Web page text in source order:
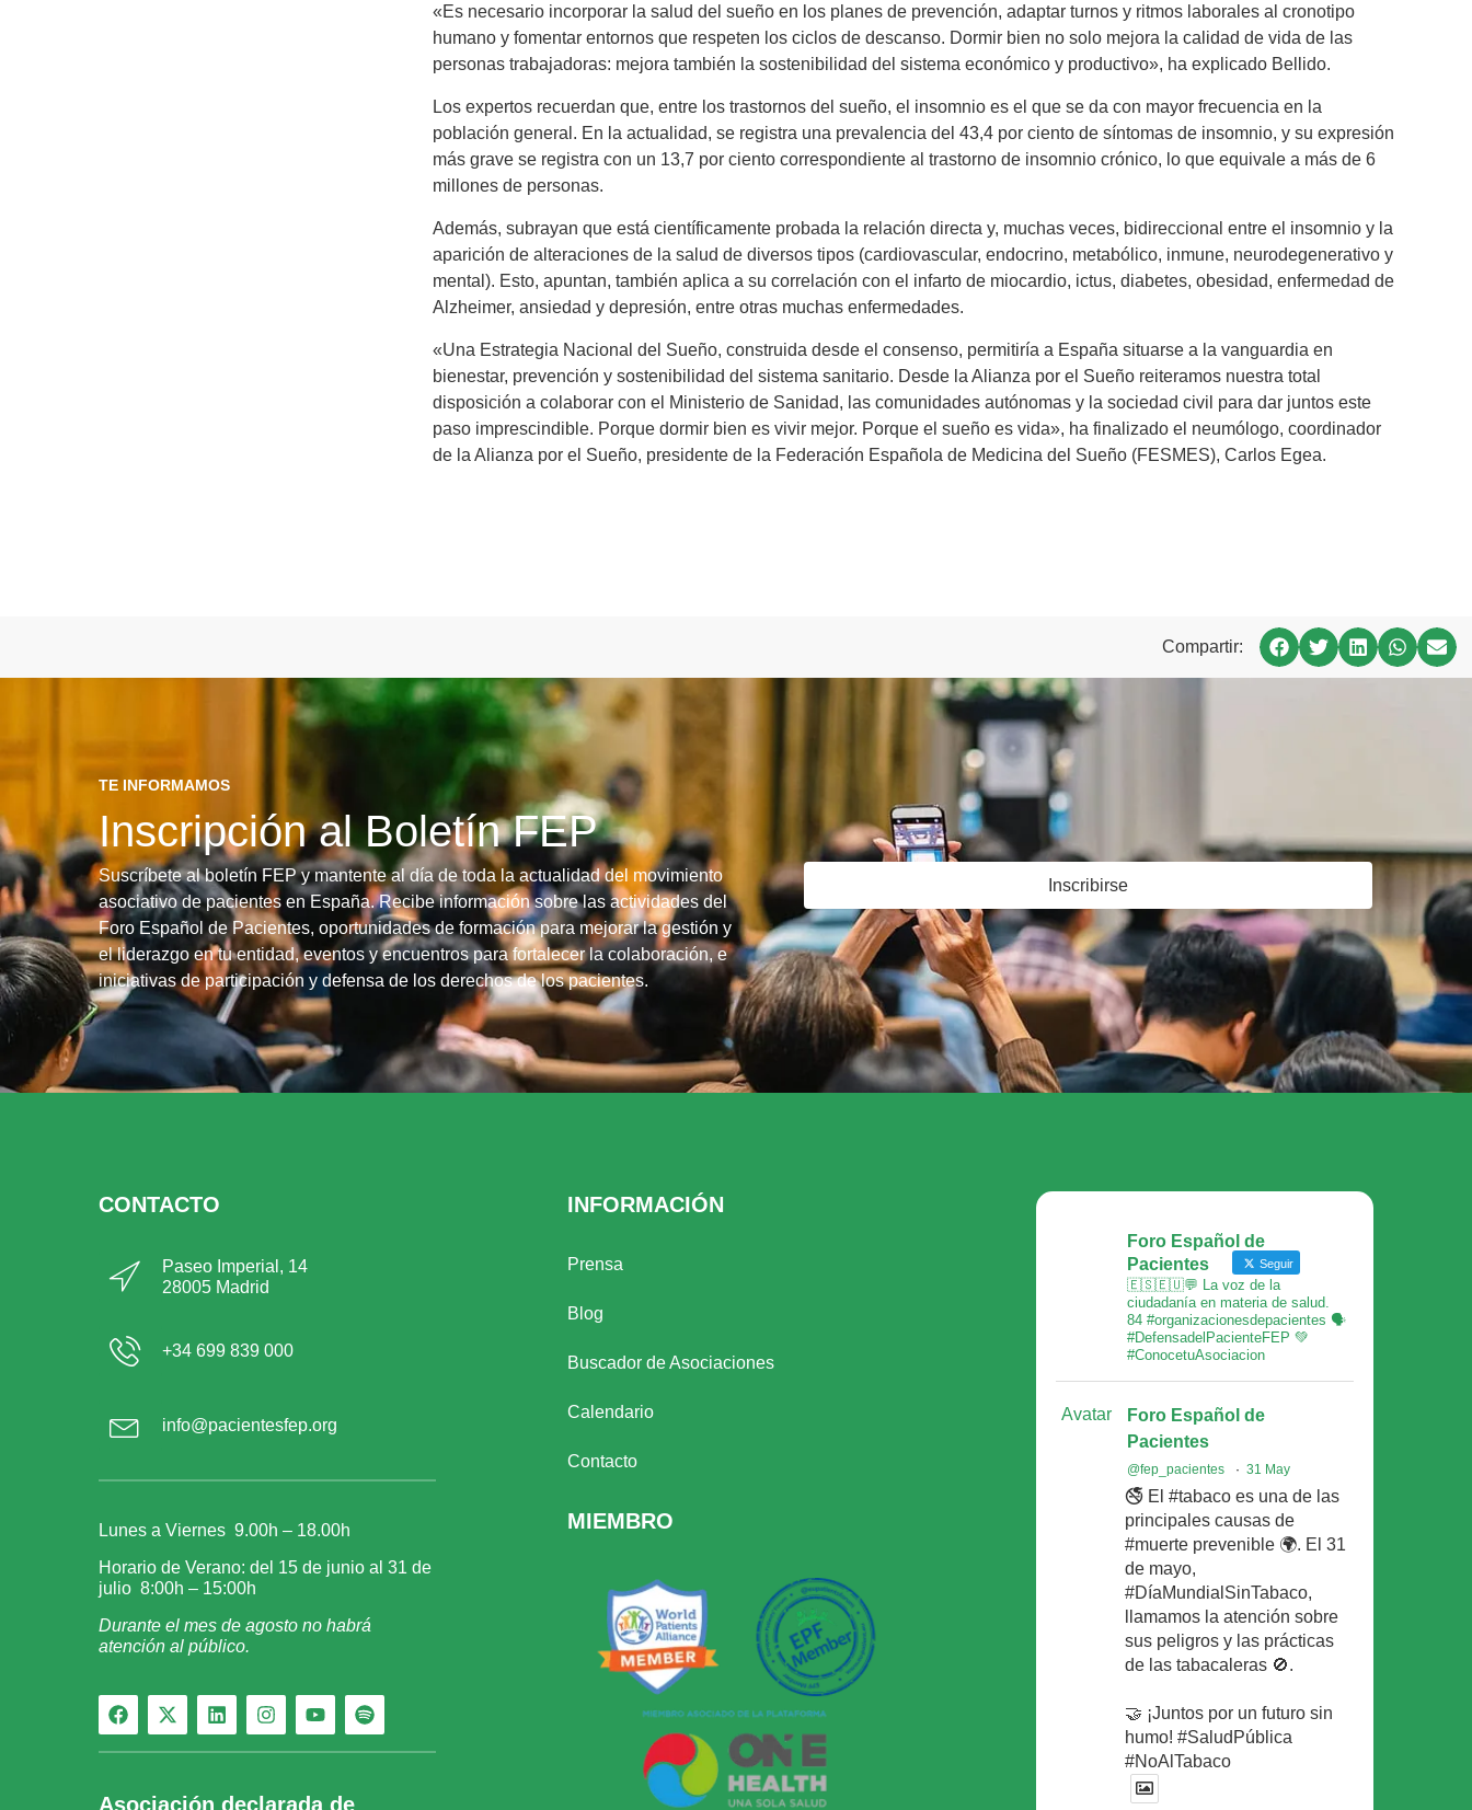
«Es necesario incorporar la salud del sueño en los planes de prevención, adaptar turnos y ritmos laborales al cronotipo
humano y fomentar entornos que respeten los ciclos de descanso. Dormir bien no solo mejora la calidad de vida de las
personas trabajadoras: mejora también la sostenibilidad del sistema económico y productivo», ha explicado Bellido.
Los expertos recuerdan que, entre los trastornos del sueño, el insomnio es el que se da con mayor frecuencia en la
población general. En la actualidad, se registra una prevalencia del 43,4 por ciento de síntomas de insomnio, y su expresión
más grave se registra con un 13,7 por ciento correspondiente al trastorno de insomnio crónico, lo que equivale a más de 6
millones de personas.
Además, subrayan que está científicamente probada la relación directa y, muchas veces, bidireccional entre el insomnio y la
aparición de alteraciones de la salud de diversos tipos (cardiovascular, endocrino, metabólico, inmune, neurodegenerativo y
mental). Esto, apuntan, también aplica a su correlación con el infarto de miocardio, ictus, diabetes, obesidad, enfermedad de
Alzheimer, ansiedad y depresión, entre otras muchas enfermedades.
«Una Estrategia Nacional del Sueño, construida desde el consenso, permitiría a España situarse a la vanguardia en
bienestar, prevención y sostenibilidad del sistema sanitario. Desde la Alianza por el Sueño reiteramos nuestra total
disposición a colaborar con el Ministerio de Sanidad, las comunidades autónomas y la sociedad civil para dar juntos este
paso imprescindible. Porque dormir bien es vivir mejor. Porque el sueño es vida», ha finalizado el neumólogo, coordinador
de la Alianza por el Sueño, presidente de la Federación Española de Medicina del Sueño (FESMES), Carlos Egea.
Compartir:
TE INFORMAMOS
Inscripción al Boletín FEP
Suscríbete al boletín FEP y mantente al día de toda la actualidad del movimiento
asociativo de pacientes en España. Recibe información sobre las actividades del
Foro Español de Pacientes, oportunidades de formación para mejorar la gestión y
el liderazgo en tu entidad, eventos y encuentros para fortalecer la colaboración, e
iniciativas de participación y defensa de los derechos de los pacientes.
Inscribirse
CONTACTO
Paseo Imperial, 14
28005 Madrid
+34 699 839 000
info@pacientesfep.org
Lunes a Viernes 9.00h – 18.00h
Horario de Verano: del 15 de junio al 31 de
julio 8:00h – 15:00h
Durante el mes de agosto no habrá
atención al público.
Asociación declarada de
INFORMACIÓN
Prensa
Blog
Buscador de Asociaciones
Calendario
Contacto
MIEMBRO
Foro Español de
Pacientes
Seguir
🇪🇸🇪🇺💬 La voz de la
ciudadanía en materia de salud.
84 #organizacionesdepacientes 🗣
#DefensadelPacienteFEP 💚
#ConocetuAsociacion
Avatar
Foro Español de
Pacientes
@fep_pacientes · 31 May
🚭 El #tabaco es una de las
principales causas de
#muerte prevenible 🌍. El 31
de mayo,
#DíaMundialSinTabaco,
llamamos la atención sobre
sus peligros y las prácticas
de las tabacaleras 🚫.
🤝 ¡Juntos por un futuro sin
humo! #SaludPública
#NoAlTabaco